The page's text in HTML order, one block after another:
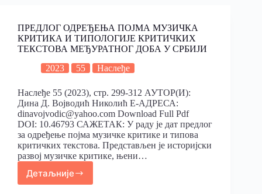
ПРЕДЛОГ ОДРЕЂЕЊА ПОЈМА МУЗИЧКА
КРИТИКА И ТИПОЛОГИЈЕ КРИТИЧКИХ
ТЕКСТОВА МЕЂУРАТНОГ ДОБА У СРБИЈИ
2023
55 Наслеђе
Наслеђе 55 (2023), стр. 299-312 АУТОР(И):
Дина Д. Војводић Николић Е-АДРЕСА:
dinavojvodic@yahoo.com Download Full Pdf
DOI: 10.46793 САЖЕТАК: У раду је дат предлог
за одређење појма музичке критике и типова
критичких текстова. Представљен је историјски
развој музичке критике, њени…
Детаљније